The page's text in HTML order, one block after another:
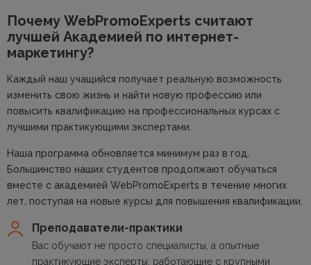
Почему WebPromoExperts считают
лучшей Академией по интернет-
маркетингу?
Каждый наш учащийся получает реальную возможность
изменить свою жизнь и найти новую профессию или
повысить квалификацию на профессиональных курсах с
лучшими практикующими экспертами.
Наша программа обновляется минимум раз в год.
Большинство наших студентов продолжают обучаться
вместе с академией WebPromoExperts в течение многих
лет, поступая на новые курсы для повышения квалификации.
Преподаватели-практики
Вас обучают не просто специалисты, а опытные
практикующие эксперты, работающие с крупными